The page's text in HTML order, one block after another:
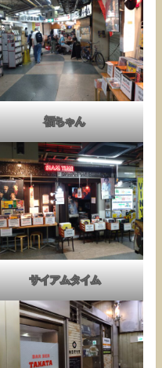
福ちゃん
サイアムタイム